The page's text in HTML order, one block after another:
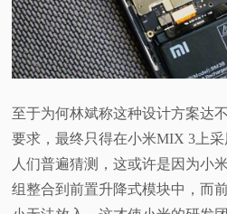
至于为何林斌称这种设计方案达
要求，最终只得在小米MIX 3上采
人们普遍猜测，这或许是因为小
组整合到前置升降式模块中，而